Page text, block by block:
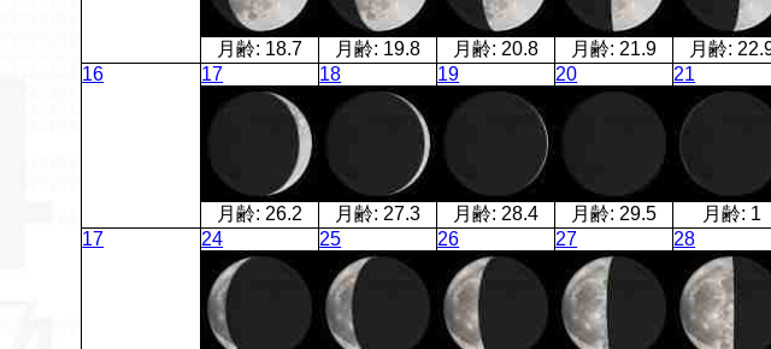
月齢: 18.7 月齢: 19.8 月齢: 20.8 月齢: 21.9 月齢:
16
17
月齢: 26.2
18
月齢: 27.3
19
月齢: 28.4
20
月齢: 29.5
21
月齢: 1
17
24 25 26 27 28